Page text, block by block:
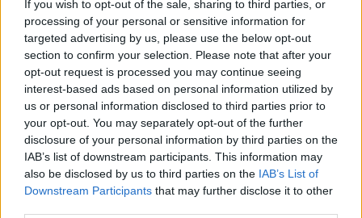
If you wish to opt-out of the sale, sharing to third parties, or
processing of your personal or sensitive information for
targeted advertising by us, please use the below opt-out
section to confirm your selection. Please note that after your
opt-out request is processed you may continue seeing
interest-based ads based on personal information utilized by
us or personal information disclosed to third parties prior to
your opt-out. You may separately opt-out of the further
disclosure of your personal information by third parties on the
IAB’s list of downstream participants. This information may
also be disclosed by us to third parties on the IAB’s List of
Downstream Participants that may further disclose it to other
Ωστόσο αρκετοί οικονομολόγοι προειδοποιούν ότι
ο αντίκτυπος της πρωτοβουλίας αυτής θα είναι
μικρός και δηλώνουν ότι η αύξηση των τιμών δεν
είναι πάντως ο κύριος παράγοντας του
πληθωρισμού.
Η Κροατία, η οποία εντάχθηκε στην ευρωζώνη
το 2023 πρέπει να διαχειριστεί έναν πληθωρικό
δημόσιο τομέα, ένα από τα υψηλότερα ΦΠΑ της
Ευρωπαϊκής Ένωσης (25%) τη γήρανση και τη